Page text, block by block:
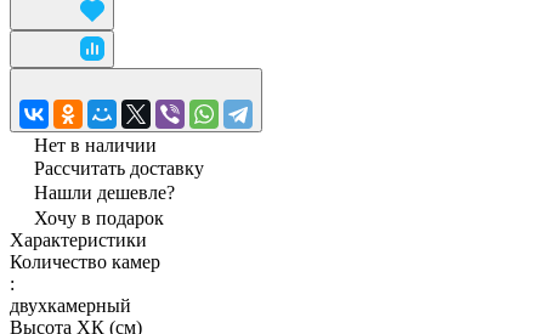
Нет в наличии
Рассчитать доставку
Нашли дешевле?
Хочу в подарок
Характеристики
Количество камер
:
двухкамерный
Высота ХК (см)